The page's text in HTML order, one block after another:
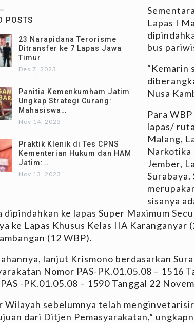
POSTS
23 Narapidana Terorisme
Ditransfer ke 7 Lapas Jawa
Timur
Des 7, 2023
Panitia Kemenkumham Jatim
Ungkap Strategi Curang:
Mahasiswa…
Nov 14, 2023
Praktik Klenik di Tes CPNS
Kementerian Hukum dan HAM
Jatim:…
Nov 13, 2023
Lapas I
bus
“Kemarin
Nusa
Para
lapas/
Malang,
Narkotika
Jember,
sisanya
dipindahkan ke lapas Super Maximum
ke Lapas Khusus Kelas IIA Karanganyar
(12 WBP).
lanjut Krismono berdasarkan
Nomor PAS-PK.01.05.08 – 1516
-PK.01.05.08 – 1590 Tanggal 22
Wilayah sebelumnya telah
dari Ditjen Pemasyarakatan,”